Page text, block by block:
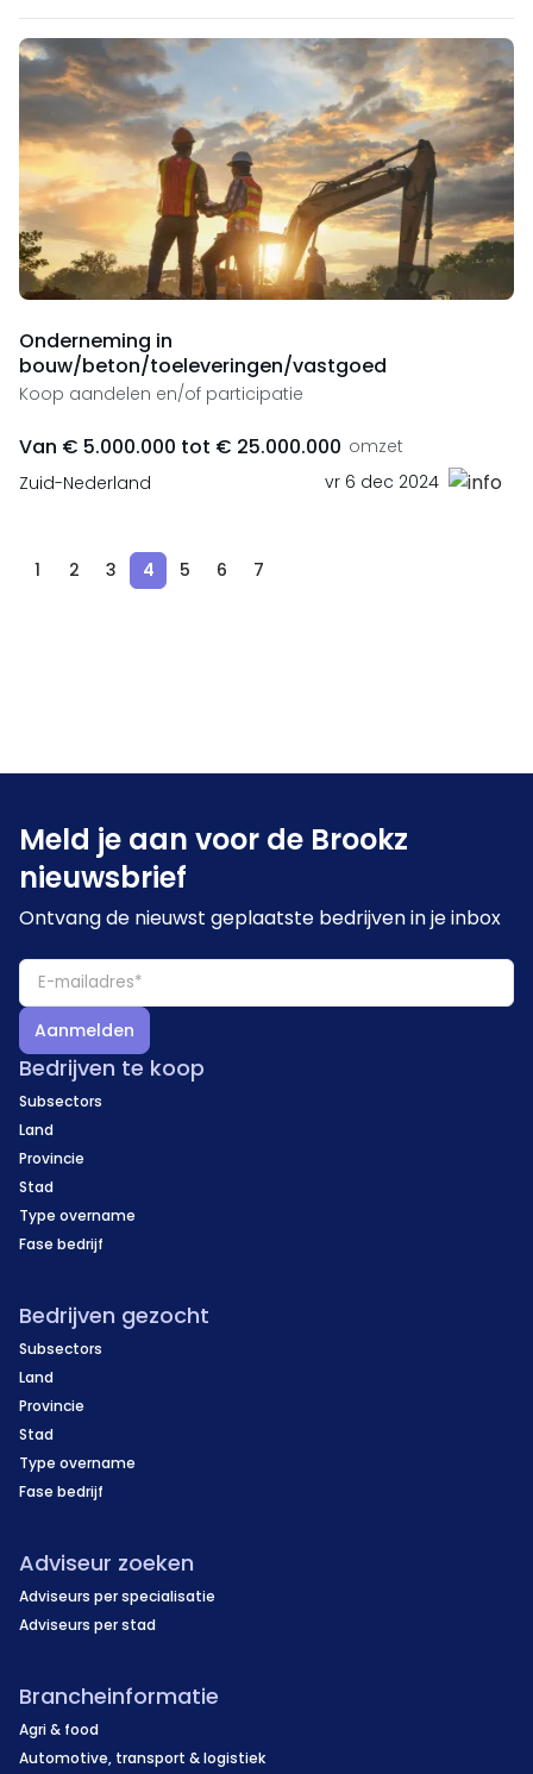
Onderneming in
bouw/beton/toeleveringen/vastgoed
Koop aandelen en/of participatie
Van € 5.000.000 tot € 25.000.000 omzet
Zuid-Nederland
vr 6 dec 2024
1 2 3 4 5 6 7
Meld je aan voor de Brookz
nieuwsbrief
Ontvang de nieuwst geplaatste bedrijven in je inbox
Aanmelden
Bedrijven te koop
Subsectors
Land
Provincie
Stad
Type overname
Fase bedrijf
Bedrijven gezocht
Subsectors
Land
Provincie
Stad
Type overname
Fase bedrijf
Adviseur zoeken
Adviseurs per specialisatie
Adviseurs per stad
Brancheinformatie
Agri & food
Automotive, transport & logistiek